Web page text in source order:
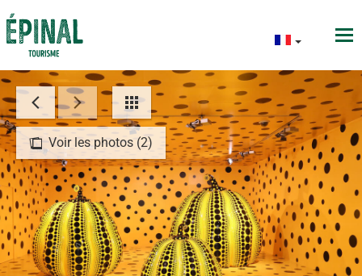
Voir les photos (2)